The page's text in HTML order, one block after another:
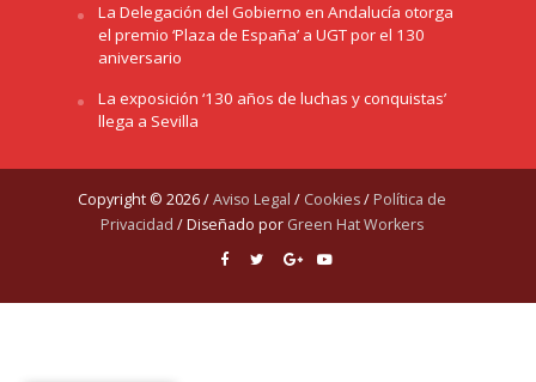
La Delegación del Gobierno en Andalucía otorga
el premio ‘Plaza de España’ a UGT por el 130
aniversario
La exposición ‘130 años de luchas y conquistas’
llega a Sevilla
Copyright © 2026 /Aviso Legal / Cookies/ Política de
Privacidad / Diseñado por Green Hat Workers